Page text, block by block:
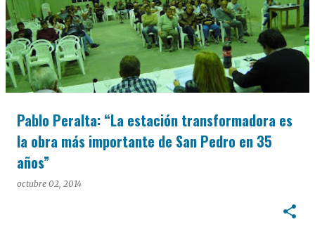
Pablo Peralta: “La estación transformadora es
la obra más importante de San Pedro en 35
años”
octubre 02, 2014